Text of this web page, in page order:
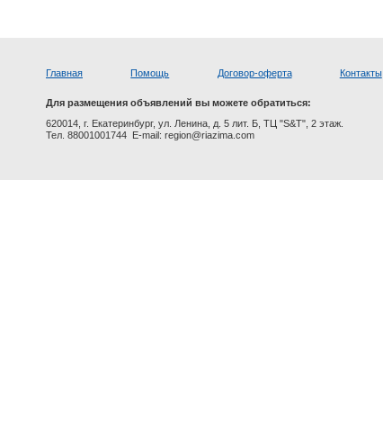
Главная Помощь Договор-оферта Контакты
Для размещения объявлений вы можете обратиться:
620014, г. Екатеринбург, ул. Ленина, д. 5 лит. Б, ТЦ "S&T", 2 этаж.
Тел. 88001001744 E-mail: region@riazima.com